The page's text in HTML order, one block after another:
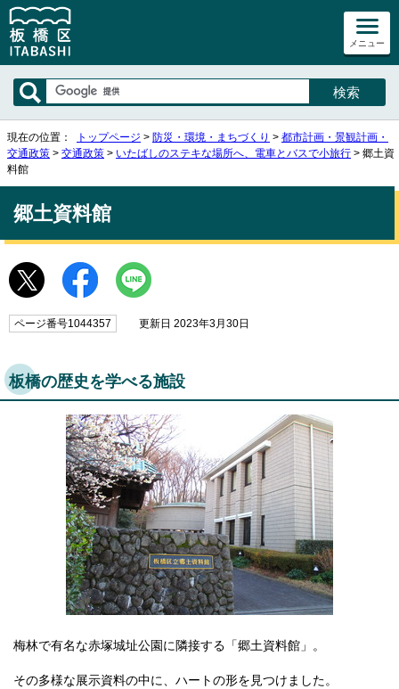
メニュー
現在の位置： トップページ > 防災・環境・まちづくり > 都市計画・景観計画・
交通政策 > 交通政策 > いたばしのステキな場所へ、電車とバスで小旅行 > 郷土資
料館
郷土資料館
ページ番号1044357 更新日 2023年3月30日
板橋の歴史を学べる施設
梅林で有名な赤塚城址公園に隣接する「郷土資料館」。
その多様な展示資料の中に、ハートの形を見つけました。